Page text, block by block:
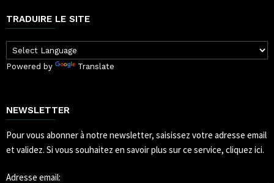
TRADUIRE LE SITE
Powered by Translate
NEWSLETTER
Pour vous abonner à notre newsletter, saisissez votre adresse email
et validez. Si vous souhaitez en savoir plus sur ce service, cliquez ici.
Adresse email: